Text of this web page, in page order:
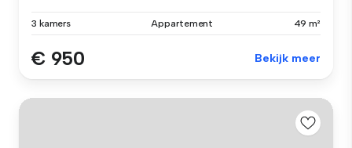
3 kamers Appartement 49 m²
€ 950 Bekijk meer